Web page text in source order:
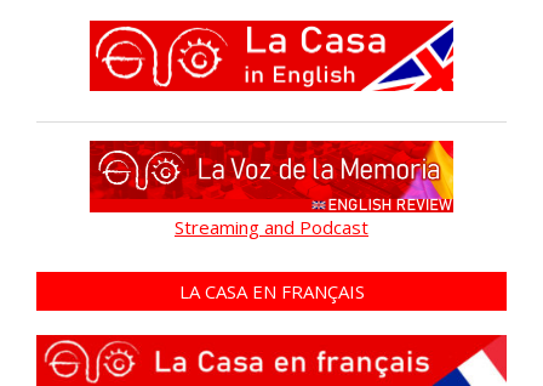
Streaming and Podcast
LA CASA EN FRANÇAIS